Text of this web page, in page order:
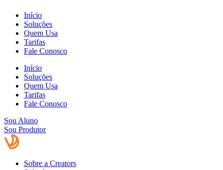
Início
Soluções
Quem Usa
Tarifas
Fale Conosco
Início
Soluções
Quem Usa
Tarifas
Fale Conosco
Sou Aluno
Sou Produtor
Sobre a Creators